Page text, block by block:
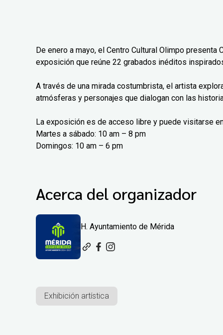
De enero a mayo, el Centro Cultural Olimpo
exposición que reúne 22 grabados inéditos
A través de una mirada costumbrista, el artista
atmósferas y personajes que dialogan con las
La exposición es de acceso libre y puede visitarse
Martes a sábado: 10 am – 8 pm
Domingos: 10 am – 6 pm
Acerca del organizador
H. Ayuntamiento de Mérida
Exhibición artística